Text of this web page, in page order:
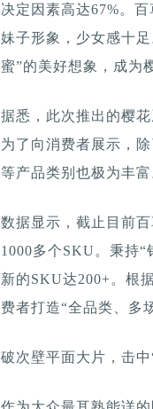
决定因素高达67%。
妹子形象，少女感十
蜜”的美好想象，成为
据悉，此次推出的樱
为了向消费者展示，
等产品类别也极为丰富
数据显示，截止目前
1000多个SKU。秉持
新的SKU达200+。根
费者打造“全品类、多
破次壁平面大片，击